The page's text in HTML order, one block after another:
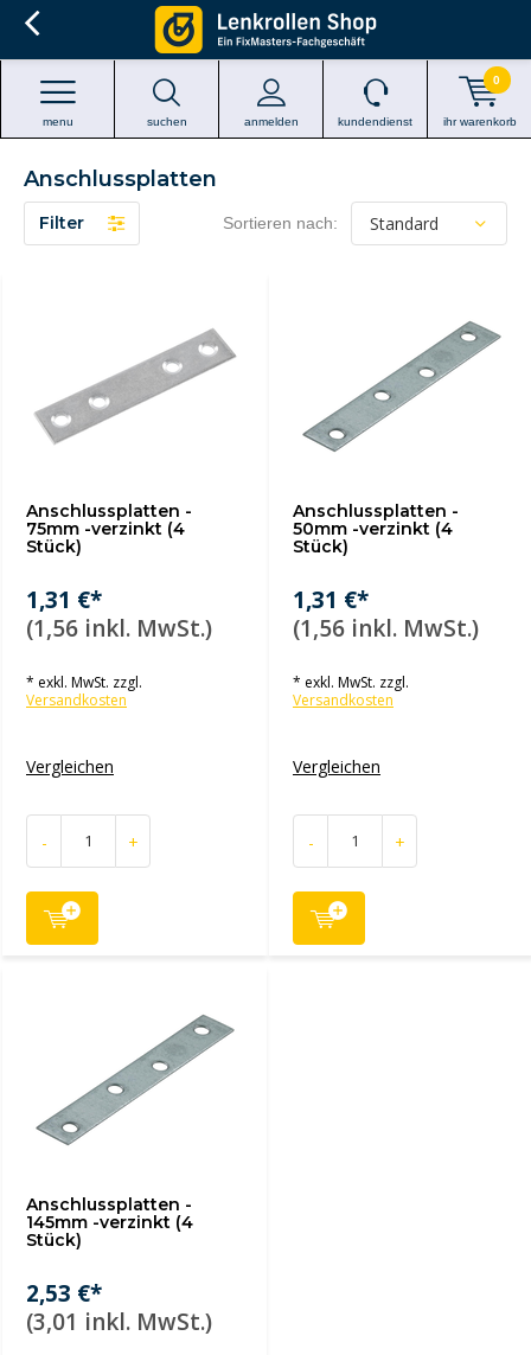
suchen anmelden
menu kundendienst ihr warenkorb
0
Anschlussplatten
Filter Sortieren nach:
Anschlussplatten -
75mm -verzinkt (4
Stück)
1,31 €*
(1,56 inkl. MwSt.)
* exkl. MwSt. zzgl.
Versandkosten
Vergleichen
- +
Anschlussplatten -
50mm -verzinkt (4
Stück)
1,31 €*
(1,56 inkl. MwSt.)
* exkl. MwSt. zzgl.
Versandkosten
Vergleichen
- +
Anschlussplatten -
145mm -verzinkt (4
Stück)
2,53 €*
(3,01 inkl. MwSt.)